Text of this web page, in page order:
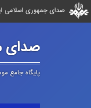
صدای جمهوری اسلامی
صدای
پایگاه جامع